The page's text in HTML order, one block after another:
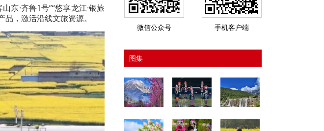
东·齐鲁1号”“悠享龙江·银旅
，激活沿线文旅资源。
微信公众号 手机客户端
图集